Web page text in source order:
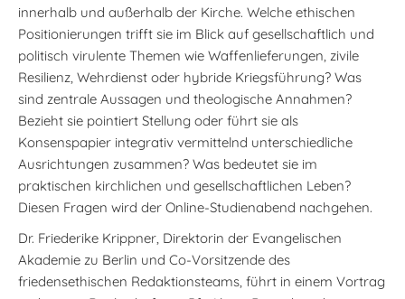
innerhalb und außerhalb der Kirche. Welche ethischen
Positionierungen trifft sie im Blick auf gesellschaftlich und
politisch virulente Themen wie Waffenlieferungen, zivile
Resilienz, Wehrdienst oder hybride Kriegsführung? Was
sind zentrale Aussagen und theologische Annahmen?
Bezieht sie pointiert Stellung oder führt sie als
Konsenspapier integrativ vermittelnd unterschiedliche
Ausrichtungen zusammen? Was bedeutet sie im
praktischen kirchlichen und gesellschaftlichen Leben?
Diesen Fragen wird der Online-Studienabend nachgehen.
Dr. Friederike Krippner, Direktorin der Evangelischen
Akademie zu Berlin und Co-Vorsitzende des
friedensethischen Redaktionsteams, führt in einem Vortrag